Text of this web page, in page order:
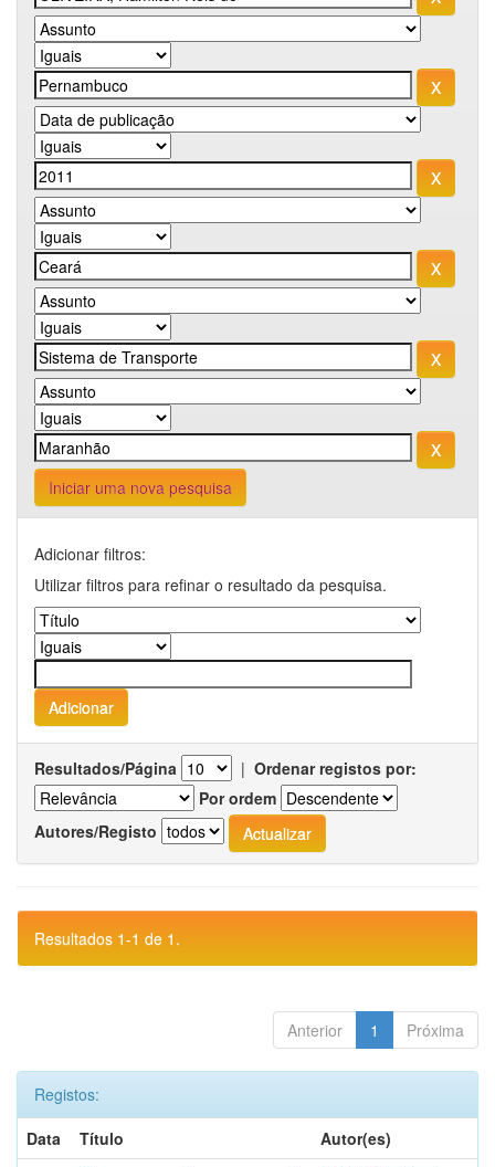
Iniciar uma nova pesquisa
Adicionar filtros:
Utilizar filtros para refinar o resultado da pesquisa.
Resultados/Página | Ordenar registos por:
Por ordem
Autores/Registo
Resultados 1-1 de 1.
Anterior 1 Próxima
Registos:
Data
Título
Autor(es)